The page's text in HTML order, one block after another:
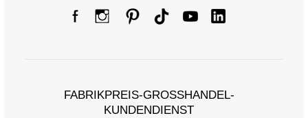
Maße flach gemessen (+/- 1cm)
FABRIKPREIS-GROSSHANDEL-K
UNDENDIENST